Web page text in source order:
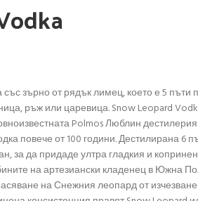
зърно от рядък лимец, което е 5 пъти
ръж или царевица. Snow Leopard
Polmos Люблин
повече от 100 години. Дестилирана 6
за да придаде ултра гладкия и
на артезиански кладенец в Южна
на Снежния леопард от